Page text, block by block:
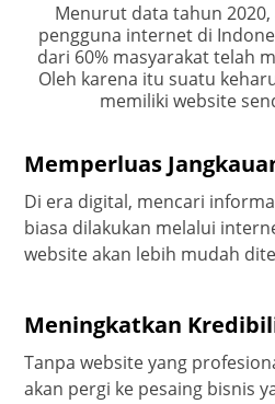
Menurut data tahun
pengguna internet di
dari 60% masyarakat telah
Oleh karena itu suatu
memiliki website
Memperluas
Di era digital, mencari
biasa dilakukan melalui
website akan lebih mudah
Meningkatkan
Tanpa website yang
akan pergi ke pesaing bisnis